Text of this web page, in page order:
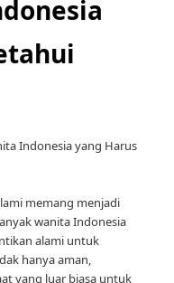
Indonesia yang Harus
memang menjadi
wanita Indonesia
alami untuk
hanya aman,
yang luar biasa untuk